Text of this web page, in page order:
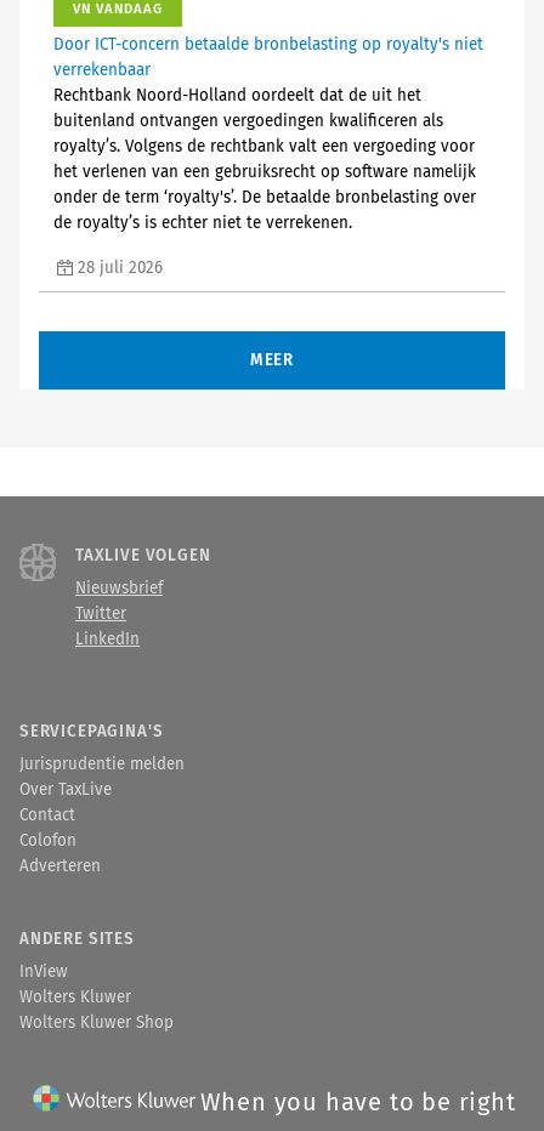
VN VANDAAG
Door ICT-concern betaalde bronbelasting op royalty's niet
verrekenbaar
Rechtbank Noord-Holland oordeelt dat de uit het
buitenland ontvangen vergoedingen kwalificeren als
royalty’s. Volgens de rechtbank valt een vergoeding voor
het verlenen van een gebruiksrecht op software namelijk
onder de term ‘royalty's’. De betaalde bronbelasting over
de royalty’s is echter niet te verrekenen.
28 juli 2026
MEER
TAXLIVE VOLGEN
Nieuwsbrief
Twitter
LinkedIn
SERVICEPAGINA'S
Jurisprudentie melden
Over TaxLive
Contact
Colofon
Adverteren
ANDERE SITES
InView
Wolters Kluwer
Wolters Kluwer Shop
When you have to be right